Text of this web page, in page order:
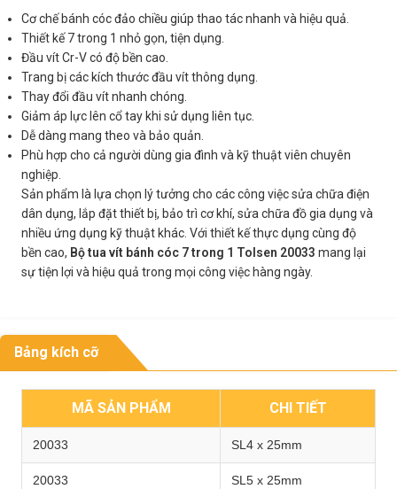
Cơ chế bánh cóc đảo chiều giúp thao tác nhanh và hiệu quả.
Thiết kế 7 trong 1 nhỏ gọn, tiện dụng.
Đầu vít Cr-V có độ bền cao.
Trang bị các kích thước đầu vít thông dụng.
Thay đổi đầu vít nhanh chóng.
Giảm áp lực lên cổ tay khi sử dụng liên tục.
Dễ dàng mang theo và bảo quản.
Phù hợp cho cả người dùng gia đình và kỹ thuật viên chuyên
nghiệp.
Sản phẩm là lựa chọn lý tưởng cho các công việc sửa chữa điện
dân dụng, lắp đặt thiết bị, bảo trì cơ khí, sửa chữa đồ gia dụng và
nhiều ứng dụng kỹ thuật khác. Với thiết kế thực dụng cùng độ
bền cao, Bộ tua vít bánh cóc 7 trong 1 Tolsen 20033 mang lại
sự tiện lợi và hiệu quả trong mọi công việc hàng ngày.
Bảng kích cỡ
MÃ SẢN PHẨM CHI TIẾT
20033 SL4 x 25mm
20033 SL5 x 25mm